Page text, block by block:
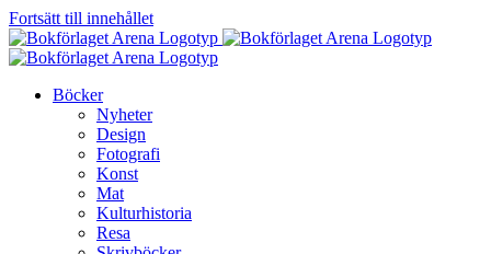
Fortsätt till innehållet
Böcker
Nyheter
Design
Fotografi
Konst
Mat
Kulturhistoria
Resa